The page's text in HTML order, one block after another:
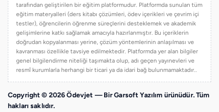
tarafından geliştirilen bir eğitim platformudur. Platformda sunulan tüm
eğitim materyalleri (ders kitabı çözümleri, ödev içerikleri ve çevrim içi
testler), öğrencilerin öğrenme süreçlerini desteklemek ve akademik
gelişimlerine katkı sağlamak amacıyla hazırlanmıştır. Bu içeriklerin
doğrudan kopyalanması yerine, çözüm yöntemlerinin anlaşılması ve
kavranması özellikle tavsiye edilmektedir. Platformda yer alan bilgiler
genel bilgilendirme niteliği taşımakta olup, adı geçen yayınevleri ve
resmî kurumlarla herhangi bir ticari ya da idari bağ bulunmamaktadır..
Copyright © 2026 Ödevjet — Bir Garsoft Yazılım ürünüdür. Tüm
hakları saklıdır.